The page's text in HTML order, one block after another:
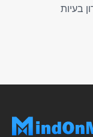
בעיות